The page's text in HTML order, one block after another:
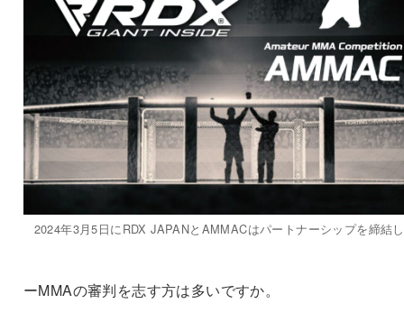
2024年3月5日にRDX JAPANとAMMACはパートナーシップを締結
ーMMAの審判を志す方は多いですか。